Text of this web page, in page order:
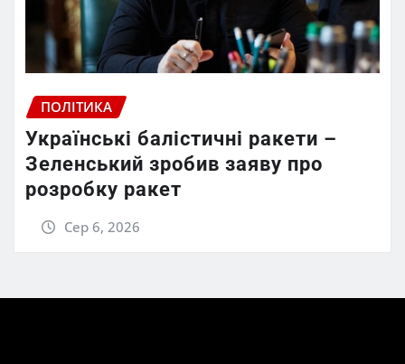
ПОЛІТИКА
Українські балістичні ракети –
Зеленський зробив заяву про
розробку ракет
Сер 6, 2026